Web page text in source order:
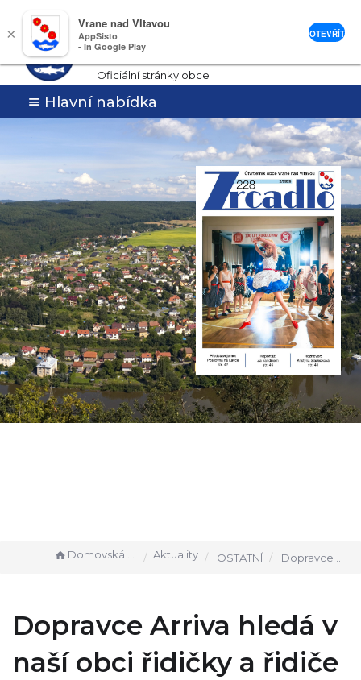
×
Vrane nad Vltavou
AppSisto
- In Google Play
OTEVŘÍT
Vrané nad
Vltavou
Oficiální stránky obce
Hlavní nabídka
Domovská stránka Aktuality OSTATNÍ Dopravce Arriva hledá v naší obci řidičky a řidiče autobusu
Dopravce Arriva hledá v
naší obci řidičky a řidiče